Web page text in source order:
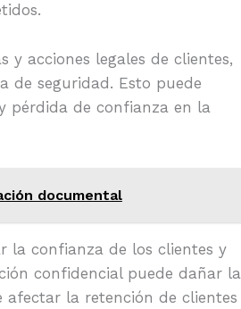
y acciones legales de clientes,
de seguridad. Esto puede
pérdida de confianza en la
documental
la confianza de los clientes y
confidencial puede dañar la
la retención de clientes